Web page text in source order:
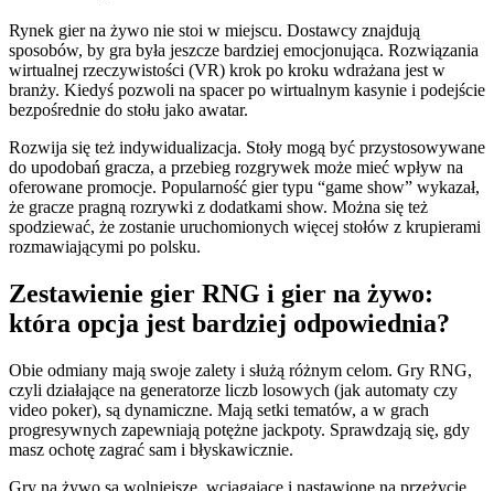
Rynek gier na żywo nie stoi w miejscu. Dostawcy znajdują
sposobów, by gra była jeszcze bardziej emocjonująca. Rozwiązania
wirtualnej rzeczywistości (VR) krok po kroku wdrażana jest w
branży. Kiedyś pozwoli na spacer po wirtualnym kasynie i podejście
bezpośrednie do stołu jako awatar.
Rozwija się też indywidualizacja. Stoły mogą być przystosowywane
do upodobań gracza, a przebieg rozgrywek może mieć wpływ na
oferowane promocje. Popularność gier typu “game show” wykazał,
że gracze pragną rozrywki z dodatkami show. Można się też
spodziewać, że zostanie uruchomionych więcej stołów z krupierami
rozmawiającymi po polsku.
Zestawienie gier RNG i gier na żywo:
która opcja jest bardziej odpowiednia?
Obie odmiany mają swoje zalety i służą różnym celom. Gry RNG,
czyli działające na generatorze liczb losowych (jak automaty czy
video poker), są dynamiczne. Mają setki tematów, a w grach
progresywnych zapewniają potężne jackpoty. Sprawdzają się, gdy
masz ochotę zagrać sam i błyskawicznie.